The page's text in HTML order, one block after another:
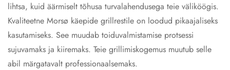
lihtsa, kuid äärmiselt tõhusa turvalahendusega teie väliköögis.
Kvaliteetne Morsø käepide grillrestile on loodud pikaajaliseks
kasutamiseks. See muudab toiduvalmistamise protsessi
sujuvamaks ja kiiremaks. Teie grillimiskogemus muutub selle
abil märgatavalt professionaalsemaks.